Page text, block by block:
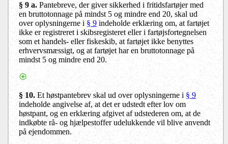
§ 9 a.Pantebreve, der giver sikkerhed i fritidsfartøjer med
en bruttotonnage på mindst 5 og mindre end 20, skal ud
over oplysningerne i§ 9indeholde erklæring om, at fartøjet
ikke er registreret i skibsregisteret eller i fartøjsfortegnelsen
som et handels- eller fiskeskib, at fartøjet ikke benyttes
erhvervsmæssigt, og at fartøjet har en bruttotonnage på
mindst 5 og mindre end 20.
§ 10.Et høstpantebrev skal ud over oplysningerne i § 9
indeholde angivelse af, at det er udstedt efter lov om
høstpant, og en erklæring afgivet af udstederen om, at de
indkøbte rå- og hjælpestoffer udelukkende vil blive anvendt
på ejendommen.